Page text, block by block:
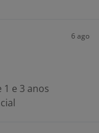
6 ago
1 e 3 anos